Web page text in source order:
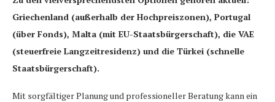
Griechenland (außerhalb der Hochpreiszonen), Portugal
(über Fonds), Malta (mit EU-Staatsbürgerschaft), die VAE
(steuerfreie Langzeitresidenz) und die Türkei (schnelle
Staatsbürgerschaft).
Mit sorgfältiger Planung und professioneller Beratung kann ein